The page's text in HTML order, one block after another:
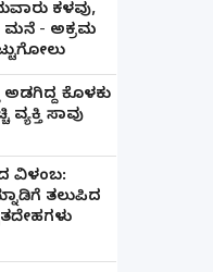
ಕಳವು,
- ಅಕ್ರಮ
ಅಡಗಿದ್ದ ಕೊಳಕು
ಸಾವು
ವಿಳಂಬ:
ತಲುಪಿದ